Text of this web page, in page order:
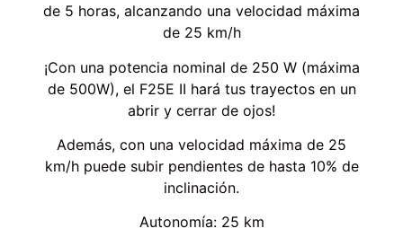
de 5 horas, alcanzando una velocidad máxima
de 25 km/h
¡Con una potencia nominal de 250 W (máxima
de 500W), el F25E II hará tus trayectos en un
abrir y cerrar de ojos!
Además, con una velocidad máxima de 25
km/h puede subir pendientes de hasta 10% de
inclinación.
Autonomía: 25 km